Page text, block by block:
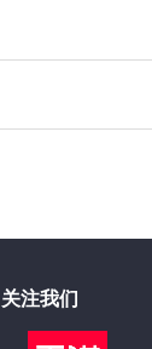
关注我们